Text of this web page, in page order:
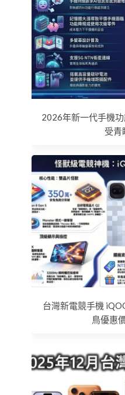
2026年新一代手機
受青
台灣新電競手機
鳥優惠